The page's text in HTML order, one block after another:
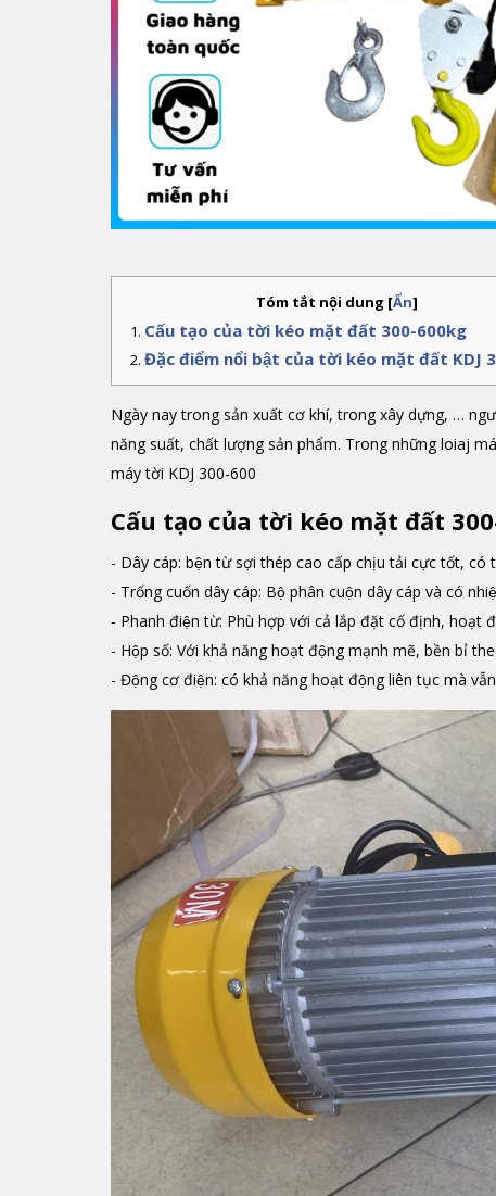
Tóm tắt nội dung [Ẩn]
Cấu tạo của tời kéo mặt đất 300-600kg
Đặc điểm nổi bật của tời kéo mặt đất KDJ
Ngày nay trong sản xuất cơ khí, trong xây dựng, …
năng suất, chất lượng sản phẩm. Trong những loiaj
máy tời KDJ 300-600
Cấu tạo của tời kéo mặt đất
- Dây cáp: bện từ sợi thép cao cấp chịu tải cực tốt, có
- Trống cuốn dây cáp: Bộ phân cuộn dây cáp và có
- Phanh điện từ: Phù hợp với cả lắp đặt cố định, hoạt
- Hộp số: Với khả năng hoạt động mạnh mẽ, bền bỉ
- Động cơ điện: có khả năng hoạt động liên tục mà